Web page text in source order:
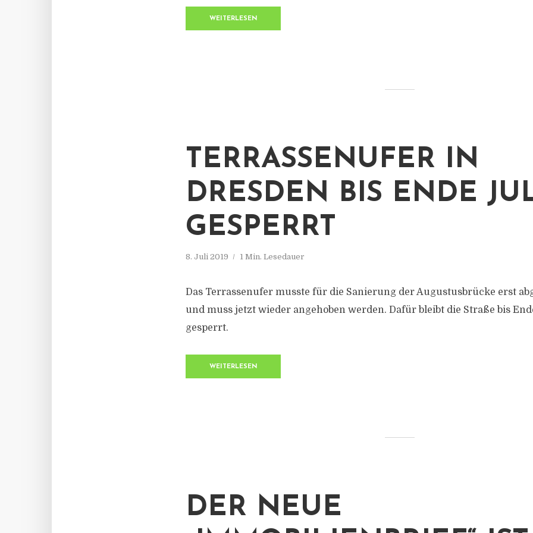
WEITERLESEN
TERRASSENUFER IN
DRESDEN BIS ENDE
GESPERRT
8. Juli 2019 1 Min. Lesedauer
Das Terrassenufer musste für die Sanierung der Augustusbrücke erst
und muss jetzt wieder angehoben werden. Dafür bleibt die Straße bis
gesperrt.
WEITERLESEN
DER NEUE